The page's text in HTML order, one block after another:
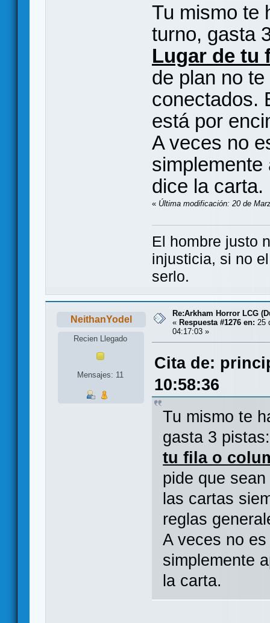
Tu mismo te
turno, gasta
Lugar de tu
de plan no
conectados.
está por
A veces no
simplemente
dice la carta.
« Última modificación: 20 de
El hombre justo
injusticia, si no
serlo.
NeithanYodel
Recien Llegado
Mensajes: 11
Re:Arkham Horror LCG
« Respuesta #1276 en: 25
04:17:03 »
Cita de:
10:58:36
Tu mismo te
gasta 3
tu fila o
pide que
las cartas
reglas
A veces no
simplemente
la carta.